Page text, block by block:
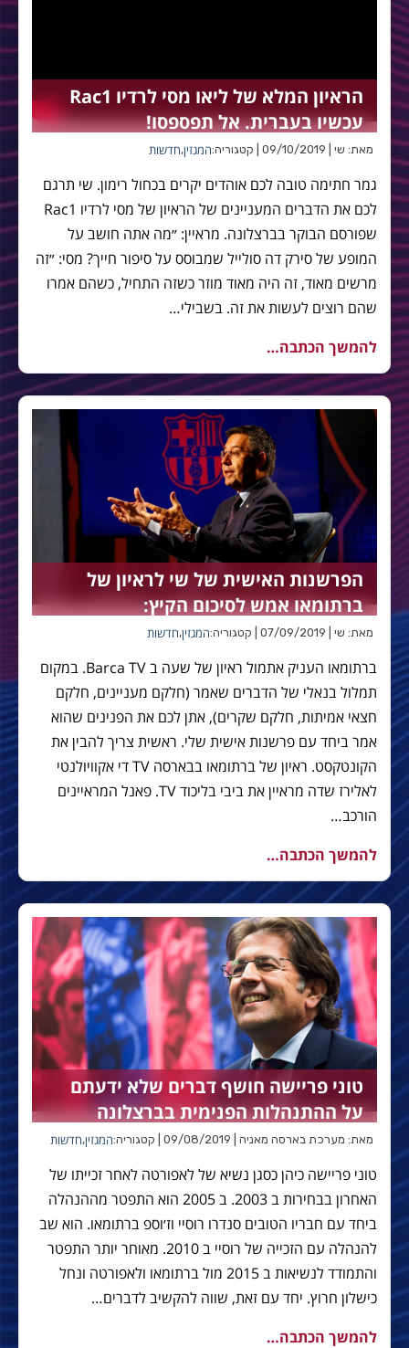
הראיון המלא של ליאו מסי לרדיו Rac1
עכשיו בעברית. אל תפספסו!
מאת: שי | 09/10/2019 | קטגוריה: המגזין,חדשות
גמר חתימה טובה לכם אוהדים יקרים בכחול רימון. שי תרגם
לכם את הדברים המעניינים של הראיון של מסי לרדיו Rac1
שפורסם הבוקר בברצלונה. מראיין: ״מה אתה חושב על
המופע של סירק דה סולייל שמבוסס על סיפור חייך? מסי: ״זה
מרשים מאוד, זה היה מאוד מוזר כשזה התחיל, כשהם אמרו
שהם רוצים לעשות את זה. בשבילי…
להמשך הכתבה…
הפרשנות האישית של שי לראיון של
ברתומאו אמש לסיכום הקיץ:
מאת: שי | 07/09/2019 | קטגוריה: המגזין,חדשות
ברתומאו העניק אתמול ראיון של שעה ב Barca TV. במקום
תמלול בנאלי של הדברים שאמר (חלקם מעניינים, חלקם
חצאי אמיתות, חלקם שקרים), אתן לכם את הפנינים שהוא
אמר ביחד עם פרשנות אישית שלי. ראשית צריך להבין את
הקונטקסט. ראיון של ברתומאו בבארסה TV די אקוויולנטי
לאלירז שדה מראיין את ביבי בליכוד TV. פאנל המראיינים
הורכב…
להמשך הכתבה…
טוני פריישה חושף דברים שלא ידעתם
על ההתנהלות הפנימית בברצלונה
מאת: מערכת בארסה מאניה | 09/08/2019 | קטגוריה: המגזין,חדשות
טוני פריישה כיהן כסגן נשיא של לאפורטה לאחר זכייתו של
האחרון בבחירות ב 2003. ב 2005 הוא התפטר מההנהלה
ביחד עם חבריו הטובים סנדרו רוסיי וז׳וספ ברתומאו. הוא שב
להנהלה עם הזכייה של רוסיי ב 2010. מאוחר יותר התפטר
והתמודד לנשיאות ב 2015 מול ברתומאו ולאפורטה ונחל
כישלון חרוץ. יחד עם זאת, שווה להקשיב לדברים…
להמשך הכתבה…